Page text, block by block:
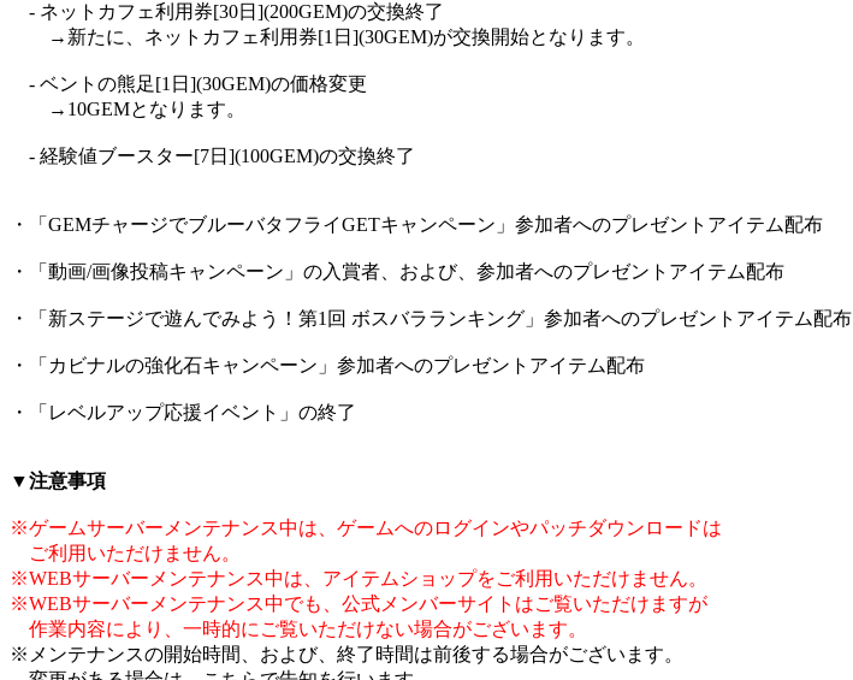
- ネットカフェ利用券[30日](200GEM)の交換終了
→新たに、ネットカフェ利用券[1日](30GEM)が交換開始となります。
- ベントの熊足[1日](30GEM)の価格変更
→10GEMとなります。
- 経験値ブースター[7日](100GEM)の交換終了
・「GEMチャージでブルーバタフライGETキャンペーン」参加者へのプレゼントアイテム配布
・「動画/画像投稿キャンペーン」の入賞者、および、参加者へのプレゼントアイテム配布
・「新ステージで遊んでみよう！第1回 ボスバラランキング」参加者へのプレゼントアイテム配布
・「カビナルの強化石キャンペーン」参加者へのプレゼントアイテム配布
・「レベルアップ応援イベント」の終了
▼注意事項
※ゲームサーバーメンテナンス中は、ゲームへのログインやパッチダウンロードは
ご利用いただけません。
※WEBサーバーメンテナンス中は、アイテムショップをご利用いただけません。
※WEBサーバーメンテナンス中でも、公式メンバーサイトはご覧いただけますが
作業内容により、一時的にご覧いただけない場合がございます。
※メンテナンスの開始時間、および、終了時間は前後する場合がございます。